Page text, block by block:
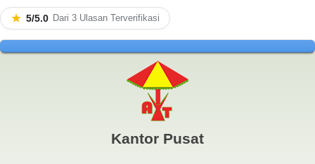
★ 5/5.0 Dari 3 Ulasan Terverifikasi
Kantor Pusat